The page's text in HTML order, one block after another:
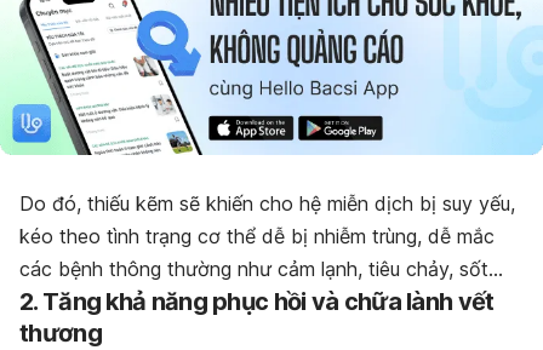
Do đó, thiếu kẽm sẽ khiến cho hệ miễn dịch bị suy yếu,
kéo theo tình trạng cơ thể dễ bị nhiễm trùng, dễ mắc
các bệnh thông thường như cảm lạnh, tiêu chảy, sốt…
2. Tăng khả năng phục hồi và chữa lành vết
thương